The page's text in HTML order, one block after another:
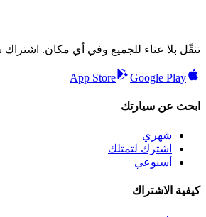
تنقّل بلا عناء للجميع وفي أي مكان.
App Store Google Play
ابحث عن سيارتك
شهري
اشترك لتمتلك
أسبوعي
كيفية الاشتراك